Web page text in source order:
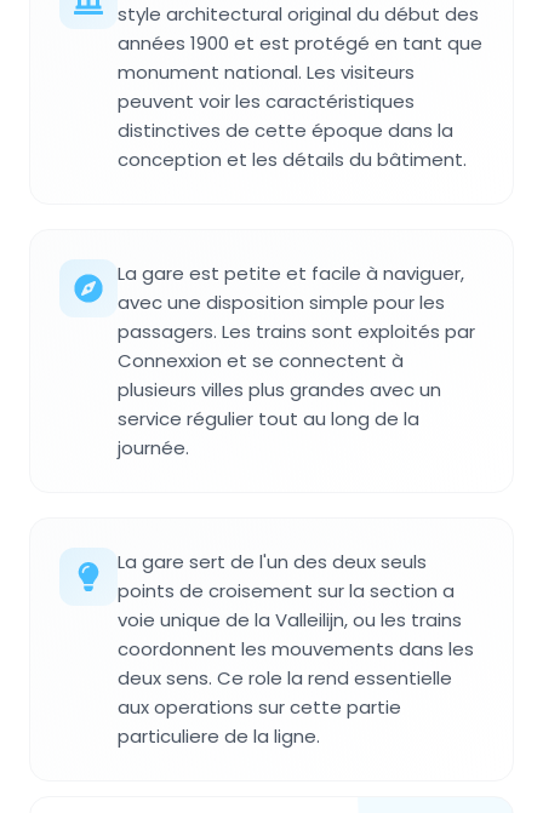
style architectural original du début des
années 1900 et est protégé en tant que
monument national. Les visiteurs
peuvent voir les caractéristiques
distinctives de cette époque dans la
conception et les détails du bâtiment.
La gare est petite et facile à naviguer,
avec une disposition simple pour les
passagers. Les trains sont exploités par
Connexxion et se connectent à
plusieurs villes plus grandes avec un
service régulier tout au long de la
journée.
La gare sert de l'un des deux seuls
points de croisement sur la section a
voie unique de la Valleilijn, ou les trains
coordonnent les mouvements dans les
deux sens. Ce role la rend essentielle
aux operations sur cette partie
particuliere de la ligne.